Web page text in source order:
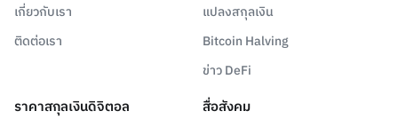
เกี่ยวกับเรา
ติดต่อเรา
แปลงสกุลเงิน
Bitcoin Halving
ข่าว DeFi
ราคาสกุลเงินดิจิตอล สื่อสังคม